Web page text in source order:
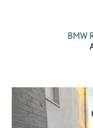
BMW